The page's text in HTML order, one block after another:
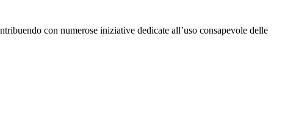
con numerose iniziative dedicate all’uso consapevole delle